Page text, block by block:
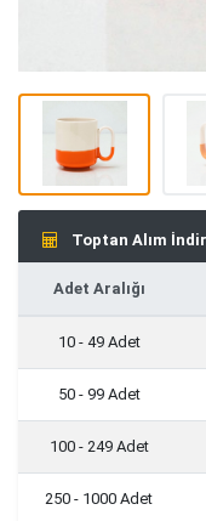
Toptan Alım
Adet Aralığı
10 - 49 Adet
50 - 99 Adet
100 - 249 Adet
250 - 1000 Adet